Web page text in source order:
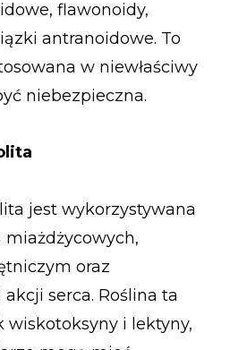
flawonoidy,
antranoidowe. To
w niewłaściwy
niebezpieczna.
jest wykorzystywana
oraz
serca. Roślina ta
wiskotoksyny i lektyny,